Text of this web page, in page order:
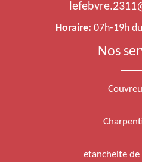
Horaire: 07h-19h
Nos
etancheite